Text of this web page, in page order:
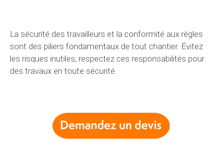
La sécurité des travailleurs et la conformité aux règles
sont des piliers fondamentaux de tout chantier. Évitez
les risques inutiles, respectez ces responsabilités pour
des travaux en toute sécurité.